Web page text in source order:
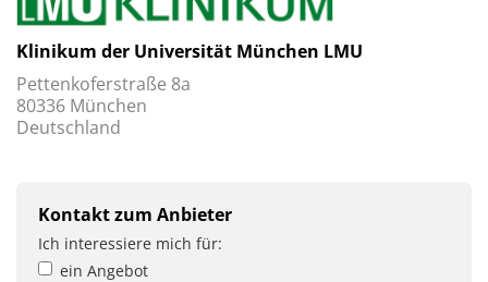
Klinikum der Universität München LMU
Pettenkoferstraße 8a
80336 München
Deutschland
Kontakt zum Anbieter
Ich interessiere mich für:
ein Angebot